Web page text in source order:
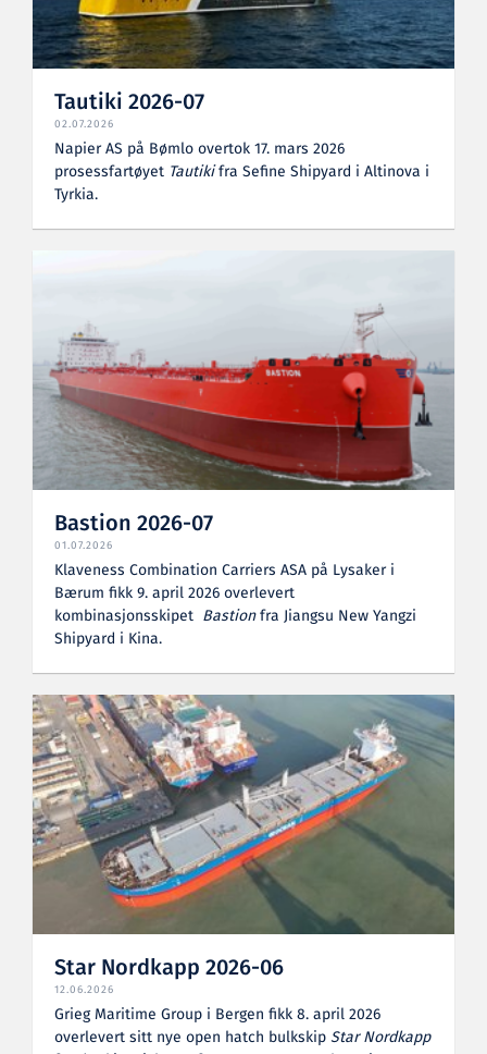
Tautiki 2026-07
02.07.2026
Napier AS på Bømlo overtok 17. mars 2026
prosessfartøyet Tautikifra Sefine Shipyard i Altinova i
Tyrkia.
Bastion 2026-07
01.07.2026
Klaveness Combination Carriers ASA på Lysaker i
Bærum fikk 9. april 2026 overlevert
kombinasjonsskipet Bastionfra Jiangsu New Yangzi
Shipyard i Kina.
Star Nordkapp 2026-06
12.06.2026
Grieg Maritime Group i Bergen fikk 8. april 2026
overlevert sitt nye open hatch bulkskip Star Nordkapp